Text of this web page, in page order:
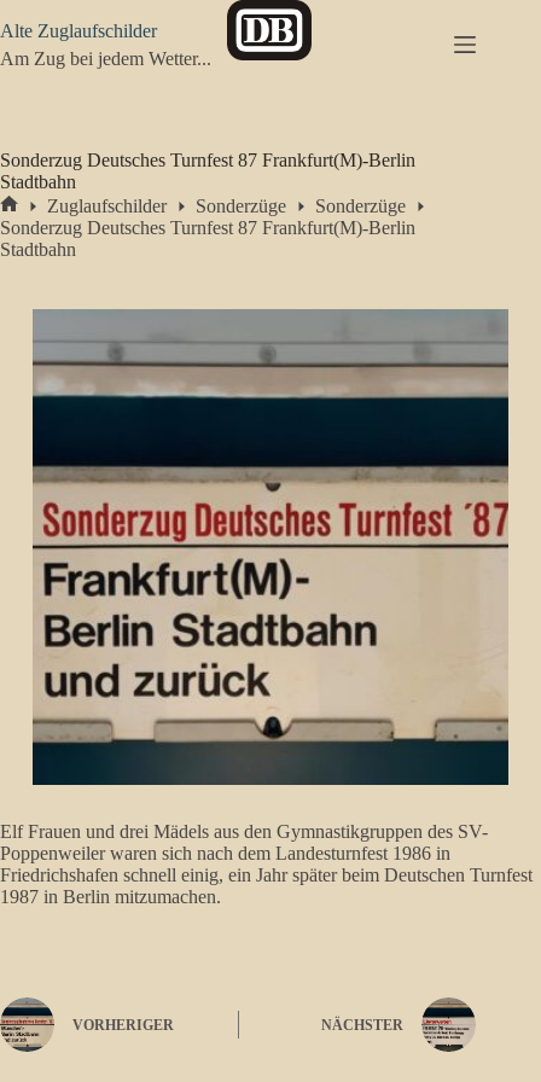
Inhalt
springen
Alte Zuglaufschilder
Am Zug bei jedem Wetter...
Sonderzug Deutsches Turnfest 87 Frankfurt(M)-Berlin
Stadtbahn
Start
Zuglaufschilder Sonderzüge
Sonderzüge
Sonderzug Deutsches Turnfest 87 Frankfurt(M)-Berlin
Stadtbahn
Elf Frauen und drei Mädels aus den Gymnastikgruppen des SV-
Poppenweiler waren sich nach dem Landesturnfest 1986 in
Friedrichshafen schnell einig, ein Jahr später beim Deutschen Turnfest
1987 in Berlin mitzumachen.
VORHERIGER NÄCHSTER